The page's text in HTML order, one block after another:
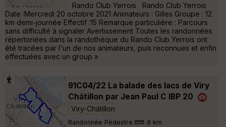
Rando Club Yerrois Rando Club Yerrois
Date :Mercredi 20 octobre 2021 Animateurs : Gilles Groupe : 12
km demi-journée Effectif :15 Remarque particulière : Parcours
sans difficulté à signaler Avertissement Toutes les randonnées
répertoriées dans la randothèque du Rando Club Yerrois ont
été tracées par l'un de nos animateurs, puis reconnues et enfin
effectuées avec un group »
91C04/22 La balade des lacs de Viry
Châtillon par Jean Paul C IBP 20
Viry-Châtillon
Randonnée Pédestre 8 km